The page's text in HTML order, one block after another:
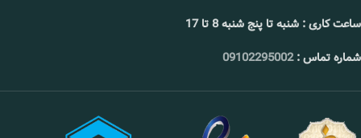
ساعت کاری : شنبه تا پنج شنبه 8 تا 17
شماره تماس :09102295002